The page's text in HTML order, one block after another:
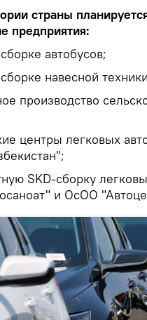
страны
предприятия:
автобусов;
навесной
производство
центры легковых
SKD-сборку
и ОсОО